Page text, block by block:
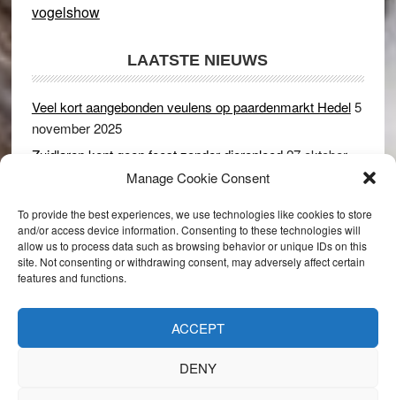
Manage Cookie Consent
To provide the best experiences, we use technologies like cookies to store
and/or access device information. Consenting to these technologies will
allow us to process data such as browsing behavior or unique IDs on this
site. Not consenting or withdrawing consent, may adversely affect certain
features and functions.
ACCEPT
DENY
vogelshow
LAATSTE NIEUWS
Veel kort aangebonden veulens op paardenmarkt Hedel5
november 2025
Zuidlaren kent geen feest zonder dierenleed27 oktober
Rijswijk (Gld) 2 december 2024
Dikbillen sieren de troon op schaamteloos Leste Merte in
Druten 8 november 2024